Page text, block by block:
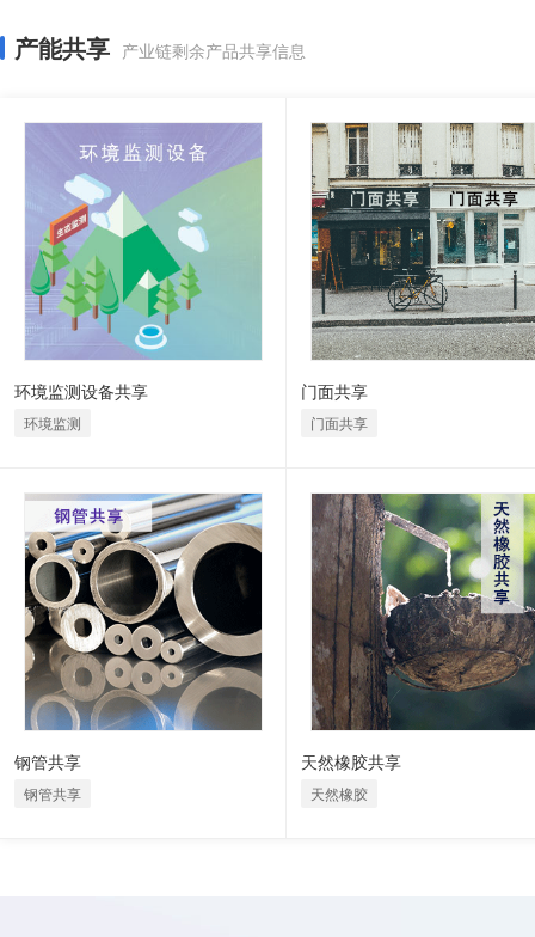
产能共享 产业链剩余产品共享信息
环境监测设备共享
环境监测
门面共享
门面共享
钢管共享
钢管共享
天然橡胶共享
天然橡胶